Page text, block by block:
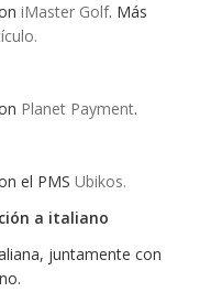
iMaster Golf. Más
Planet Payment.
el PMS Ubikos.
a italiano
juntamente con